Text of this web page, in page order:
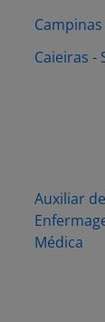
Campinas
Caieiras -
Auxiliar de
Médica